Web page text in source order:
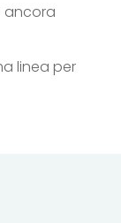
ancora
linea per